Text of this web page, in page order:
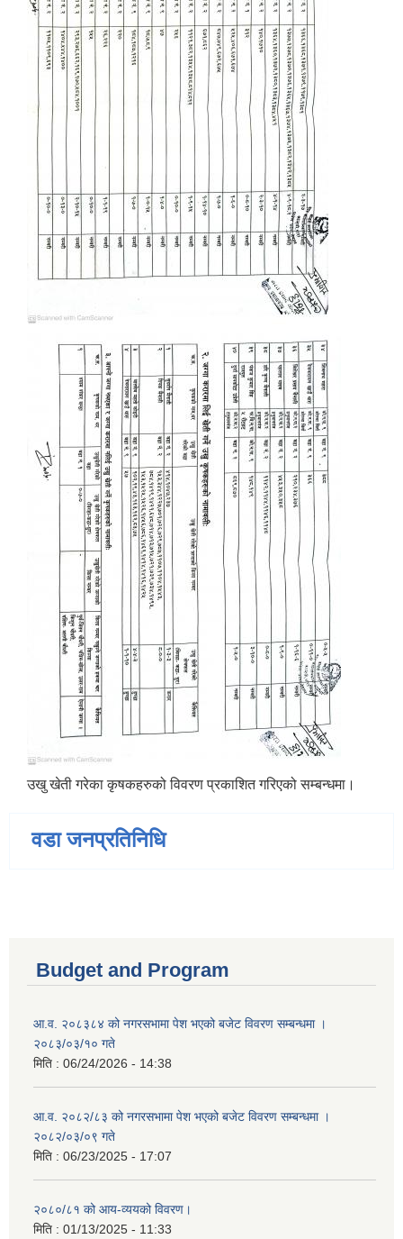
उखु खेती गरेका कृषकहरुको विवरण प्रकाशित गरिएको सम्बन्धमा।
वडा जनप्रतिनिधि
Budget and Program
आ.व. २०८३८४ को नगरसभामा पेश भएको बजेट विवरण सम्बन्धमा ।
२०८३/०३/१० गते
मिति : 06/24/2026 - 14:38
आ.व. २०८२/८३ को नगरसभामा पेश भएको बजेट विवरण सम्बन्धमा ।
२०८२/०३/०९ गते
मिति : 06/23/2025 - 17:07
२०८०/८१ को आय-व्ययको विवरण।
मिति : 01/13/2025 - 11:33